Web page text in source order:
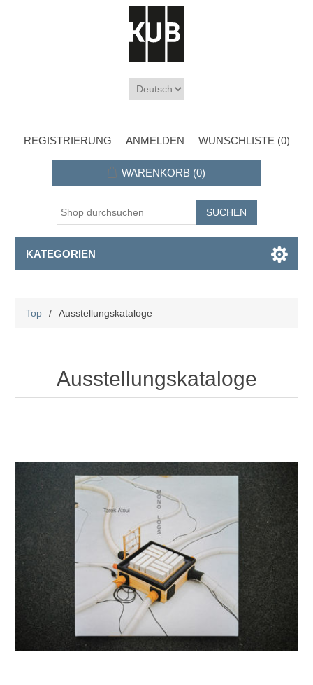
REGISTRIERUNG ANMELDEN WUNSCHLISTE (0)
WARENKORB (0)
KATEGORIEN
Top / Ausstellungskataloge
Ausstellungskataloge